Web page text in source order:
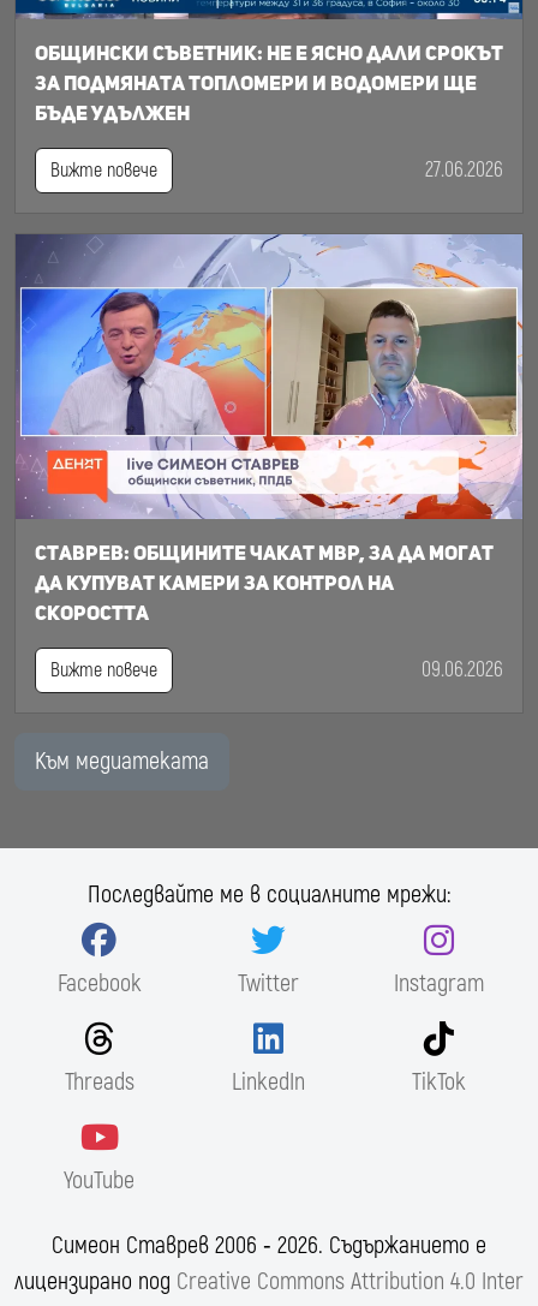
Общински съветник: Не е ясно дали срокът
за подмяната топломери и водомери ще
бъде удължен
Вижте повече 27.06.2026
Ставрев: общините чакат МВР, за да могат
да купуват камери за контрол на
скоростта
Вижте повече 09.06.2026
Към медиатеката
Последвайте ме в социалните мрежи:
Facebook Twitter Instagram
Threads LinkedIn TikTok
YouTube
Симеон Ставрев 2006 ‐ 2026. Съдържанието е
лицензирано под Creative Commons Attribution 4.0 Inter